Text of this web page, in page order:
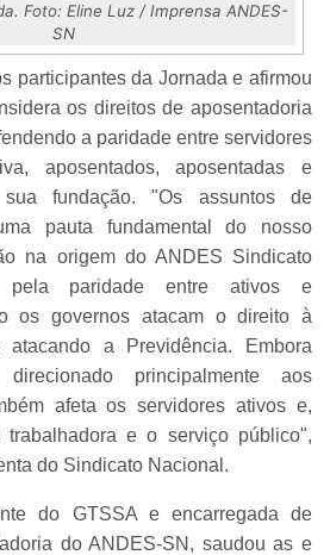
Foto: Eline Luz / Imprensa ANDES-
SN
participantes da Jornada e afirmou
os direitos de aposentadoria
a paridade entre servidores
aposentados, aposentadas e
sua fundação. "Os assuntos de
pauta fundamental do nosso
na origem do ANDES Sindicato
paridade entre ativos e
os governos atacam o direito à
atacando a Previdência. Embora
principalmente aos
afeta os servidores ativos e,
e o serviço público",
do Sindicato Nacional.
do GTSSA e encarregada de
do ANDES-SN, saudou as e